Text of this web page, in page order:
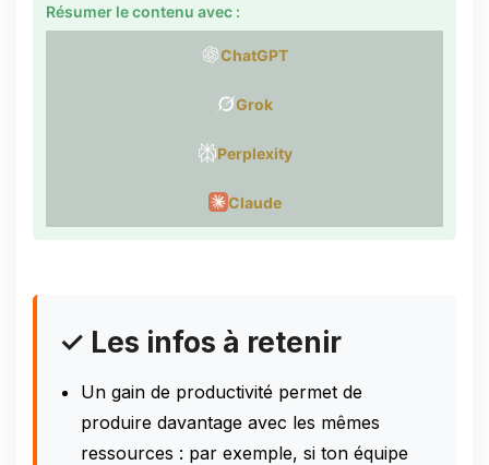
Résumer le contenu avec :
ChatGPT
Grok
Perplexity
Claude
✓ Les infos à retenir
Un gain de productivité permet de
produire davantage avec les mêmes
ressources : par exemple, si ton équipe